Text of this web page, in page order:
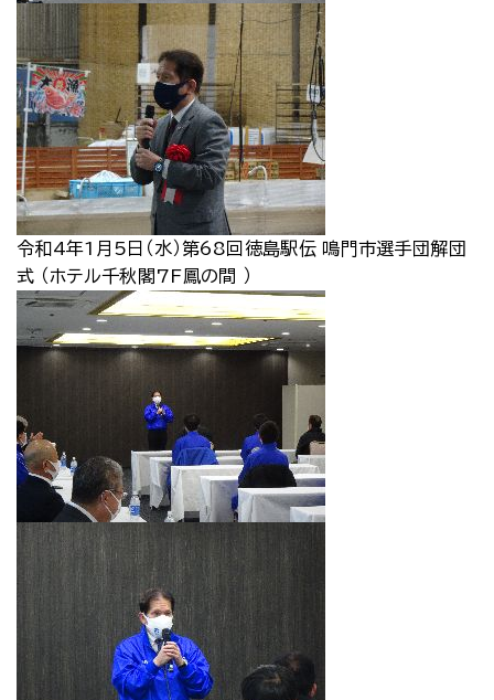
令和4年1月5日（水）第68回徳島駅伝 鳴門市選手団解団
式 （ホテル千秋閣7F鳳の間 ）